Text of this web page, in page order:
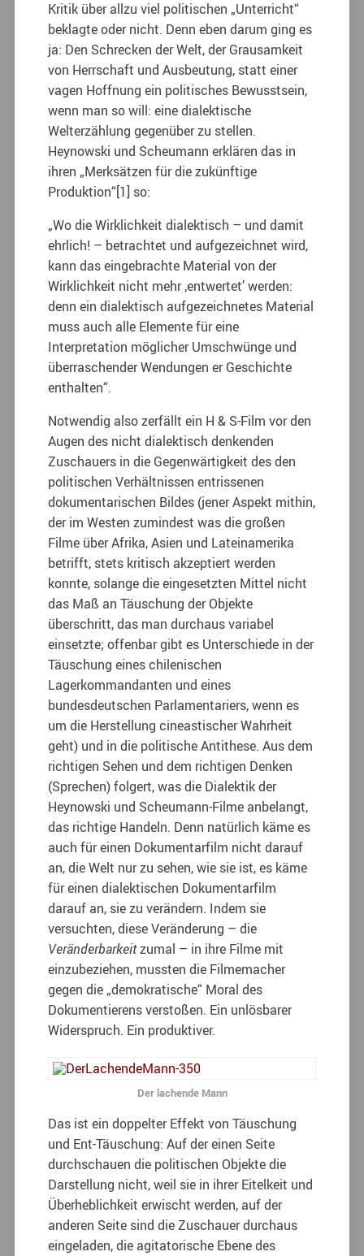
Kritik über allzu viel politischen „Unterricht“
beklagte oder nicht. Denn eben darum ging es
ja: Den Schrecken der Welt, der Grausamkeit
von Herrschaft und Ausbeutung, statt einer
vagen Hoffnung ein politisches Bewusstsein,
wenn man so will: eine dialektische
Welterzählung gegenüber zu stellen.
Heynowski und Scheumann erklären das in
ihren „Merksätzen für die zukünftige
Produktion“[1] so:
„Wo die Wirklichkeit dialektisch – und damit
ehrlich! – betrachtet und aufgezeichnet wird,
kann das eingebrachte Material von der
Wirklichkeit nicht mehr ‚entwertet’ werden:
denn ein dialektisch aufgezeichnetes Material
muss auch alle Elemente für eine
Interpretation möglicher Umschwünge und
überraschender Wendungen er Geschichte
enthalten“.
Notwendig also zerfällt ein H & S-Film vor den
Augen des nicht dialektisch denkenden
Zuschauers in die Gegenwärtigkeit des den
politischen Verhältnissen entrissenen
dokumentarischen Bildes (jener Aspekt mithin,
der im Westen zumindest was die großen
Filme über Afrika, Asien und Lateinamerika
betrifft, stets kritisch akzeptiert werden
konnte, solange die eingesetzten Mittel nicht
das Maß an Täuschung der Objekte
überschritt, das man durchaus variabel
einsetzte; offenbar gibt es Unterschiede in der
Täuschung eines chilenischen
Lagerkommandanten und eines
bundesdeutschen Parlamentariers, wenn es
um die Herstellung cineastischer Wahrheit
geht) und in die politische Antithese. Aus dem
richtigen Sehen und dem richtigen Denken
(Sprechen) folgert, was die Dialektik der
Heynowski und Scheumann-Filme anbelangt,
das richtige Handeln. Denn natürlich käme es
auch für einen Dokumentarfilm nicht darauf
an, die Welt nur zu sehen, wie sie ist, es käme
für einen dialektischen Dokumentarfilm
darauf an, sie zu verändern. Indem sie
versuchten, diese Veränderung – die
Veränderbarkeitzumal – in ihre Filme mit
einzubeziehen, mussten die Filmemacher
gegen die „demokratische“ Moral des
Dokumentierens verstoßen. Ein unlösbarer
Widerspruch. Ein produktiver.
Der lachende Mann
Das ist ein doppelter Effekt von Täuschung
und Ent-Täuschung: Auf der einen Seite
durchschauen die politischen Objekte die
Darstellung nicht, weil sie in ihrer Eitelkeit und
Überheblichkeit erwischt werden, auf der
anderen Seite sind die Zuschauer durchaus
eingeladen, die agitatorische Ebene des